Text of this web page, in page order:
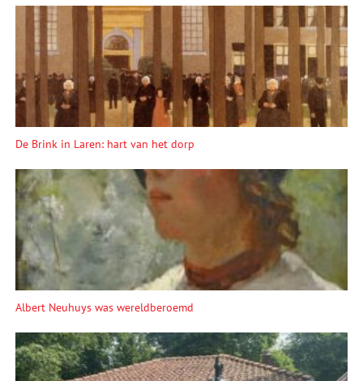
De Brink in Laren: hart van het dorp
Albert Neuhuys was wereldberoemd